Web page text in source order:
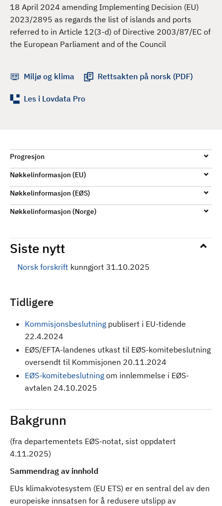
18 April 2024 amending Implementing Decision (EU)
2023/2895 as regards the list of islands and ports
referred to in Article 12(3-d) of Directive 2003/87/EC of
the European Parliament and of the Council
Miljø og klima Rettsakten på norsk (PDF)
Les i Lovdata Pro
Progresjon
Nøkkelinformasjon (EU)
Nøkkelinformasjon (EØS)
Nøkkelinformasjon (Norge)
Siste nytt
Norsk forskrift kunngjort 31.10.2025
Tidligere
Kommisjonsbeslutning publisert i EU-tidende
22.4.2024
EØS/EFTA-landenes utkast til EØS-komitebeslutning
oversendt til Kommisjonen 20.11.2024
EØS-komitebeslutning om innlemmelse i EØS-
avtalen 24.10.2025
Bakgrunn
(fra departementets EØS-notat, sist oppdatert
4.11.2025)
Sammendrag av innhold
EUs klimakvotesystem (EU ETS) er en sentral del av den
europeiske innsatsen for å redusere utslipp av